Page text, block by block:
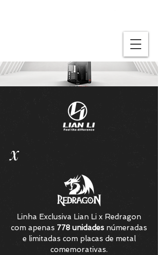
x
Linha Exclusiva Lian Li x Redragon
com apenas 778 unidades númeradas
e limitadas com placas de metal
comemorativas.